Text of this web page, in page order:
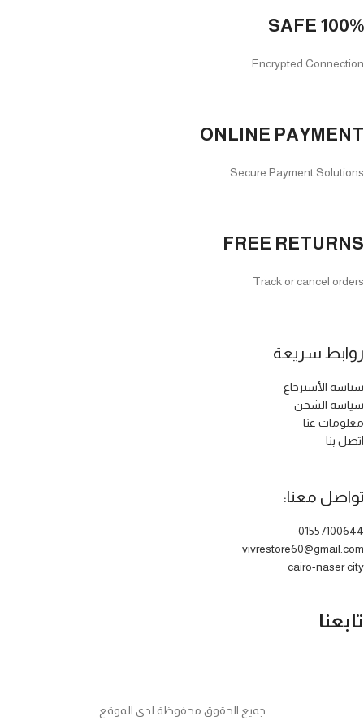
FREE RETURNS
Track or cancel orders
ONLINE PAYMENT
Secure Payment Solutions
100% SAFE
Encrypted Connection
روابط سريعة
سياسة الأسترجاع
سياسة الشحن
معلومات عنا
اتصل بنا
تواصل معنا:
01557100644
vivrestore60@gmail.com
cairo-naser city
تابعنا
جميع الحقوق محفوظة لدي الموقع